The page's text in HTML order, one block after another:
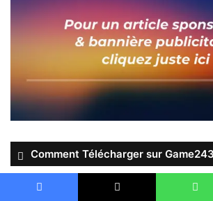
Comment Télécharger sur